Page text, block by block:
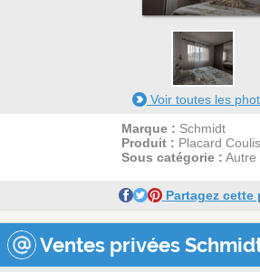
Voir toutes les
Marque : Schmidt
Produit : Placard
Sous catégorie : Autre
Partagez cette
Ventes privées